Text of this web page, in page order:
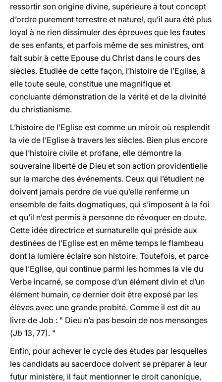
ressortir son origine divine, supérieure à tout concept
d’ordre purement terrestre et naturel, qu’il aura été plus
loyal à ne rien dissimuler des épreuves que les fautes
de ses enfants, et parfois même de ses ministres, ont
fait subir à cette Epouse du Christ dans le cours des
siècles. Etudiée de cette façon, l’histoire de l’Eglise, à
elle toute seule, constitue une magnifique et
concluante démonstration de la vérité et de la divinité
du christianisme.
L’histoire de l’Eglise est comme un miroir où resplendit
la vie de l’Eglise à travers les siècles. Bien plus encore
que l’histoire civile et profane, elle démontre la
souveraine liberté de Dieu et son action providentielle
sur la marche des événements. Ceux qui l’étudient ne
doivent jamais perdre de vue qu’elle renferme un
ensemble de faits dogmatiques, qui s’imposent à la foi
et qu’il n’est permis à personne de révoquer en doute.
Cette idée directrice et surnaturelle qui préside aux
destinées de l’Eglise est en même temps le flambeau
dont la lumière éclaire son histoire. Toutefois, et parce
que l’Eglise, qui continue parmi les hommes la vie du
Verbe incarné, se compose d’un élément divin et d’un
élément humain, ce dernier doit être exposé par les
élèves avec une grande probité. Comme il est dit au
livre de Job : " Dieu n’a pas besoin de nos mensonges
(Jb 13, 77). "
Enfin, pour achever le cycle des études par lesquelles
les candidats au sacerdoce doivent se préparer à leur
futur ministère, il faut mentionner le droit canonique,